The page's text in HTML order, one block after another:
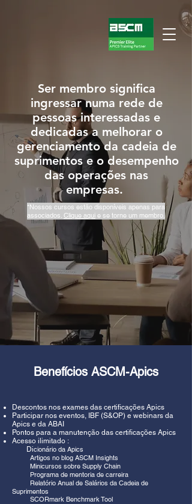
Ser membro significa
ingressar numa rede de
pessoas interessadas e
dedicadas a melhorar o
gerenciamento da cadeia de
suprimentos e o desempenho
das operações nas
empresas.
*Nossos cursos estão disponíveis apenas para
associados. Clique aqui e se torne um membro.
Benefícios ASCM-Apics
Descontos nos exames das certificações Apics
Participar nos eventos, IBF (S&OP) e webinars da
Apics e da ABAI
Pontos para a manutenção das certificações Apics
Acesso ilimitado :
Dicionário da Apics
Artigos no blog ASCM Insights
Minicursos sobre Supply Chain
Programa de mentoria de carreira
Relatório Anual de Salários da Cadeia de
Suprimentos
SCORmark Benchmark Tool